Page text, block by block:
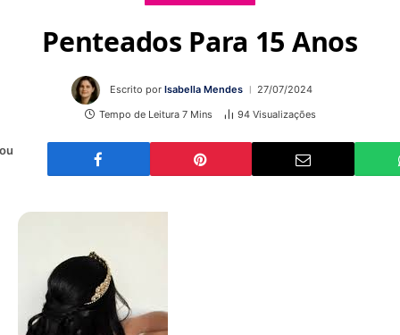
Penteados Para 15 Anos
Escrito por Isabella Mendes
27/07/2024
Tempo de Leitura 7 Mins
94 Visualizações